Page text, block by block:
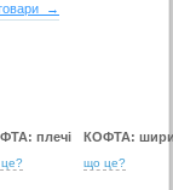
товари →
плечі КОФТА:
що це?